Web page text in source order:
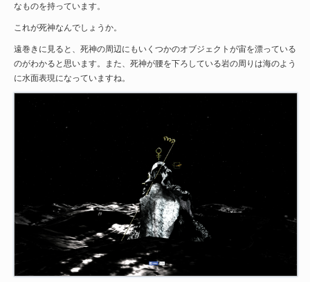
なものを持っています。
これが死神なんでしょうか。
遠巻きに見ると、死神の周辺にもいくつかのオブジェクトが宙を漂っている
のがわかると思います。また、死神が腰を下ろしている岩の周りは海のよう
に水面表現になっていますね。